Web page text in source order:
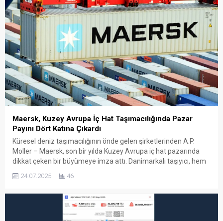
Maersk, Kuzey Avrupa İç Hat Taşımacılığında Pazar
Payını Dört Katına Çıkardı
Küresel deniz taşımacılığının önde gelen şirketlerinden A.P.
Moller – Maersk, son bir yılda Kuzey Avrupa iç hat pazarında
dikkat çeken bir büyümeye imza attı. Danimarkalı taşıyıcı, hem
rakiplerinden ayrıştı. Maersk, bu büyüme performansıyla hem
24.07.2025 46